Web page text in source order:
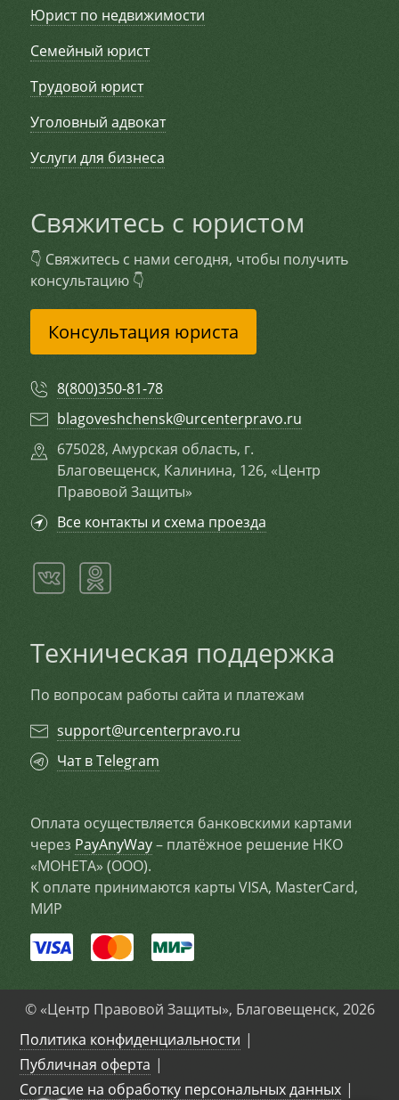
Юрист по недвижимости
Семейный юрист
Трудовой юрист
Уголовный адвокат
Услуги для бизнеса
Свяжитесь с юристом
👇 Свяжитесь с нами сегодня, чтобы получить
консультацию 👇
Консультация юриста
8(800)350-81-78
blagoveshchensk@urcenterpravo.ru
675028, Амурская область, г.
Благовещенск, Калинина, 126, «Центр
Правовой Защиты»
Все контакты и схема проезда
Техническая поддержка
По вопросам работы сайта и платежам
support@urcenterpravo.ru
Чат в Telegram
Оплата осуществляется банковскими картами
через PayAnyWay– платёжное решение НКО
«МОНЕТА» (ООО).
К оплате принимаются карты VISA, MasterCard,
МИР
© «Центр Правовой Защиты», Благовещенск, 2026
Политика конфиденциальности
Публичная оферта
Согласие на обработку персональных данных